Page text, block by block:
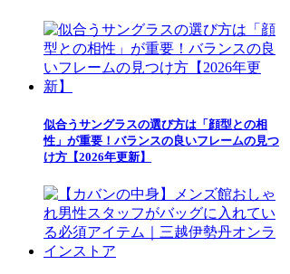
似合うサングラスの選び方は「顔型との相
性」が重要！バランスの良いフレームの見つ
け方【2026年更新】